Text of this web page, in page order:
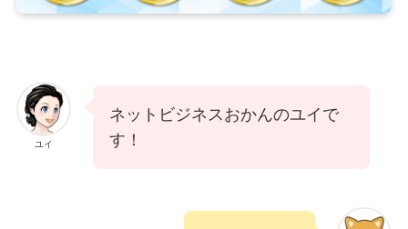
ユイ
ネットビジネスおかんのユイで
す！